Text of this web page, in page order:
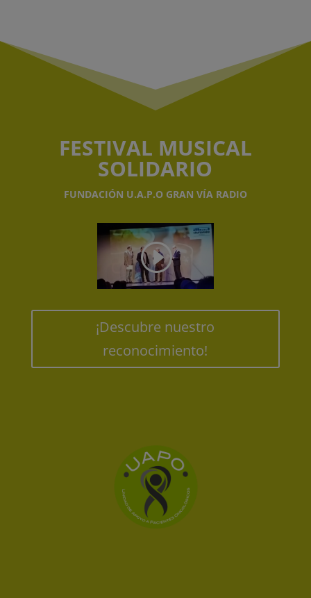
FESTIVAL MUSICAL
SOLIDARIO
FUNDACIÓN U.A.P.O GRAN VÍA RADIO
¡Descubre nuestro
reconocimiento!